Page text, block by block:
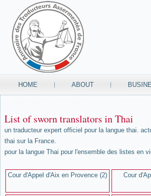
HOME ABOUT
List of sworn translators in Thai
un traducteur expert officiel pour la langue thai.
thai sur la France.
pour la langue Thai pour l'ensemble des listes en
Cour d'Appel d'Aix en Provence (2) Cour